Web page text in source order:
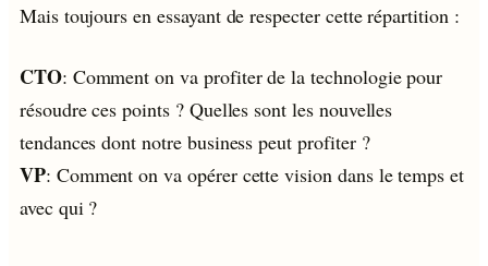
Mais toujours en essayant de respecter cette répartition :
CTO: Comment on va profiter de la technologie pour
résoudre ces points ? Quelles sont les nouvelles
tendances dont notre business peut profiter ?
VP: Comment on va opérer cette vision dans le temps et
avec qui ?